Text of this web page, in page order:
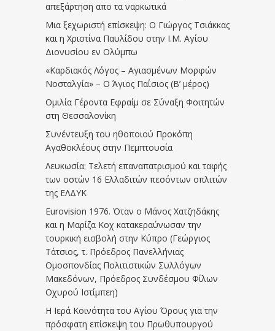
απεξάρτηση απο τα ναρκωτικά
Μια ξεχωριστή επίσκεψη: Ο Γιώργος Τσιάκκας
και η Χριστίνα Παυλίδου στην Ι.Μ. Αγίου
Διονυσίου εν Ολύμπω
«Καρδιακός Λόγος – Αγιασμένων Μορφών
Νοσταλγία» – Ο Άγιος Παΐσιος (Β’ μέρος)
Ομιλία Γέροντα Εφραίμ σε Σύναξη Φοιτητών
στη Θεσσαλονίκη
Συνέντευξη του ηθοποιού Προκόπη
Αγαθοκλέους στην Πεμπτουσία
Λευκωσία: Τελετή επαναπατρισμού και ταφής
των οστών 16 Ελλαδιτών πεσόντων οπλιτών
της ΕΛΔΥΚ
Eurovision 1976. Όταν ο Μάνος Χατζηδάκης
και η Μαρίζα Κοχ κατακεραύνωσαν την
τουρκική εισβολή στην Κύπρο (Γεώργιος
Τάτσιος, τ. Πρόεδρος Πανελλήνιας
Ομοσπονδίας Πολιτιστικών Συλλόγων
Μακεδόνων, Πρόεδρος Συνδέσμου Φίλων
Οχυρού Ιστίμπεη)
Η Ιερά Κοινότητα του Αγίου Όρους για την
πρόσφατη επίσκεψη του Πρωθυπουργού